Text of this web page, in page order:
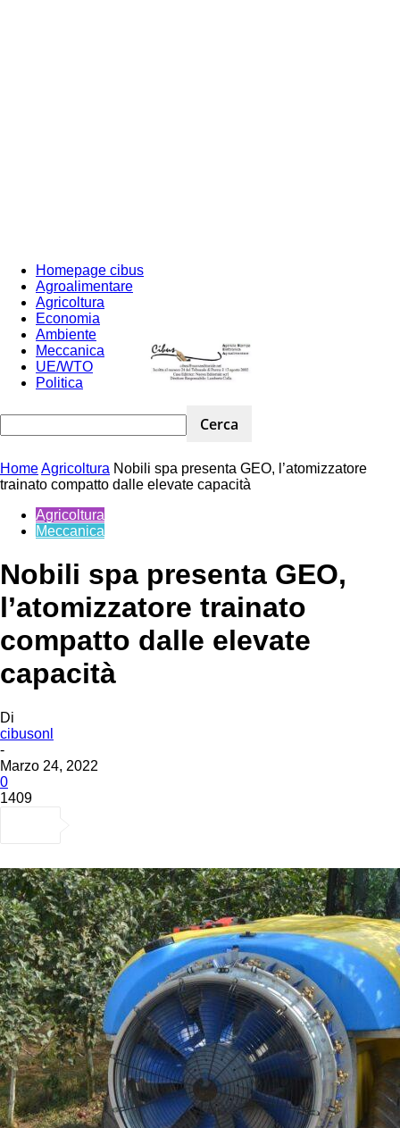
Homepage cibus
Agroalimentare
Agricoltura
Economia
Ambiente
Meccanica
UE/WTO
Politica
HomeAgricoltura Nobili spa presenta GEO, l’atomizzatore
trainato compatto dalle elevate capacità
Agricoltura
Meccanica
Nobili spa presenta GEO,
l’atomizzatore trainato
compatto dalle elevate
capacità
Di
cibusonl
-
Marzo 24, 2022
0
1409